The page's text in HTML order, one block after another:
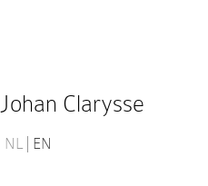
Johan Clarysse
NL EN